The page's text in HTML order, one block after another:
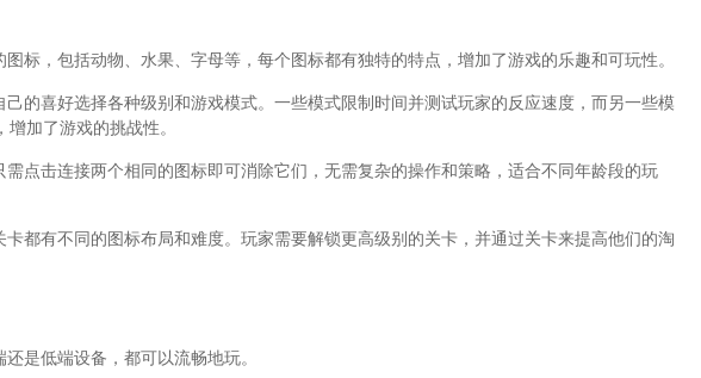
标，包括动物、水果、字母等，每个图标都有独特的特点，增加了游戏的乐趣和可玩性。
的喜好选择各种级别和游戏模式。一些模式限制时间并测试玩家的反应速度，而另一些模
加了游戏的挑战性。
点击连接两个相同的图标即可消除它们，无需复杂的操作和策略，适合不同年龄段的玩
都有不同的图标布局和难度。玩家需要解锁更高级别的关卡，并通过关卡来提高他们的淘
是低端设备，都可以流畅地玩。